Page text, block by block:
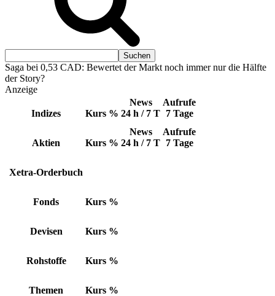
Saga bei 0,53 CAD: Bewertet der Markt noch immer nur die Hälfte
der Story?
Anzeige
Indizes Kurs %
News
24 h / 7 T
Aufrufe
7 Tage
Aktien Kurs %
News
24 h / 7 T
Aufrufe
7 Tage
Xetra-Orderbuch
Fonds Kurs %
Devisen Kurs %
Rohstoffe Kurs %
Themen Kurs %